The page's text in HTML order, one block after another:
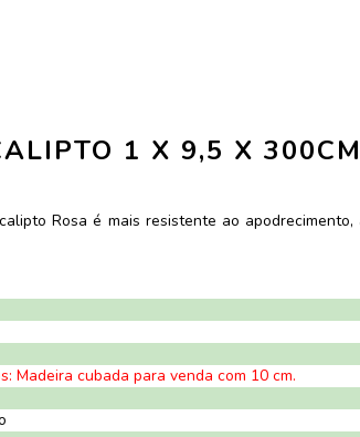
1 X 9,5 X 300CM
Rosa é mais resistente ao
Madeira cubada para venda com 10 cm.